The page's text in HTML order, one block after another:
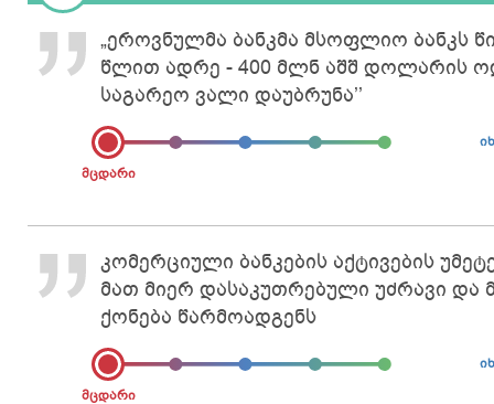
„ეროვნულმა ბანკმა მსოფლიო ბანკს
წლით ადრე - 400 მლნ აშშ დოლარის
საგარეო ვალი დაუბრუნა’’
მცდარი
კომერციული ბანკების აქტივების
მათ მიერ დასაკუთრებული უძრავი და
ქონება წარმოადგენს
მცდარი